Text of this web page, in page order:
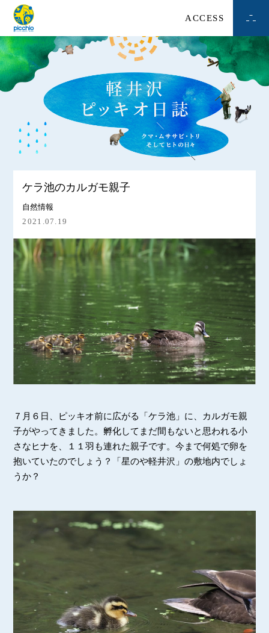
ACCESS
ケラ池のカルガモ親子
自然情報
2021.07.19
７月６日、ピッキオ前に広がる「ケラ池」に、カルガモ親
子がやってきました。孵化してまだ間もないと思われる小
さなヒナを、１１羽も連れた親子です。今まで何処で卵を
抱いていたのでしょう？「星のや軽井沢」の敷地内でしょ
うか？